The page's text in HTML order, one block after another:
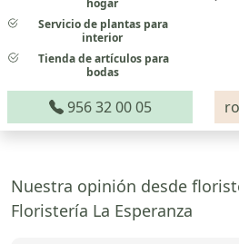
Servicio de plantas para
interior
Tienda de artículos para
bodas
956 32 00 05
Nuestra opinión desde
Floristería La Esperanza